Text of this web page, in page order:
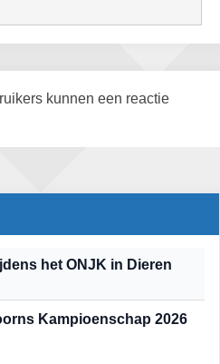
kunnen een reactie
het ONJK in Dieren
Kampioenschap 2026